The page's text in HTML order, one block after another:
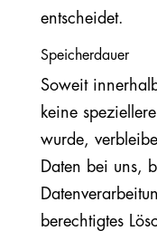
entscheidet.
Speicherdauer
Soweit
keine
wurde,
Daten bei uns,
berechtigtes